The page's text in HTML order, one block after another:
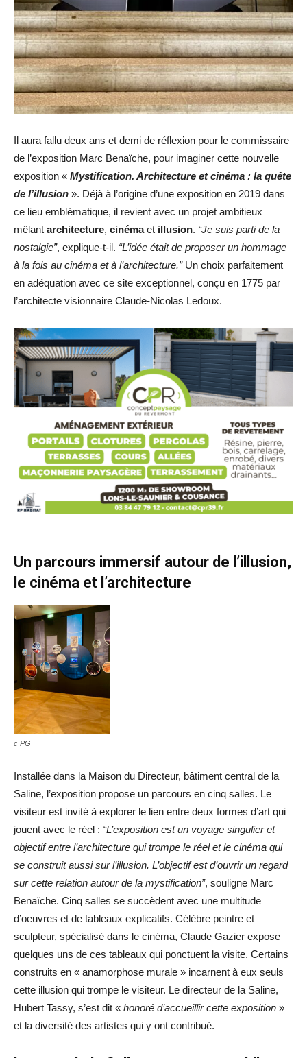
Il aura fallu deux ans et demi de réflexion pour le commissaire
de l’exposition Marc Benaïche, pour imaginer cette nouvelle
exposition « Mystification. Architecture et cinéma : la quête
de l’illusion ». Déjà à l’origine d’une exposition en 2019 dans
ce lieu emblématique, il revient avec un projet ambitieux
mêlant architecture, cinémaet illusion. “Je suis parti de la
nostalgie”, explique-t-il. “L’idée était de proposer un hommage
à la fois au cinéma et à l’architecture.”Un choix parfaitement
en adéquation avec ce site exceptionnel, conçu en 1775 par
l’architecte visionnaire Claude-Nicolas Ledoux.
Un parcours immersif autour de l’illusion,
le cinéma et l’architecture
c PG
Installée dans la Maison du Directeur, bâtiment central de la
Saline, l’exposition propose un parcours en cinq salles. Le
visiteur est invité à explorer le lien entre deux formes d’art qui
jouent avec le réel : “L’exposition est un voyage singulier et
objectif entre l’architecture qui trompe le réel et le cinéma qui
se construit aussi sur l’illusion. L’objectif est d’ouvrir un regard
sur cette relation autour de la mystification”, souligne Marc
Benaïche. Cinq salles se succèdent avec une multitude
d’oeuvres et de tableaux explicatifs. Célèbre peintre et
sculpteur, spécialisé dans le cinéma, Claude Gazier expose
quelques uns de ces tableaux qui ponctuent la visite. Certains
construits en « anamorphose murale » incarnent à eux seuls
cette illusion qui trompe le visiteur. Le directeur de la Saline,
Hubert Tassy, s’est dit « honoré d’accueillir cette exposition »
et la diversité des artistes qui y ont contribué.